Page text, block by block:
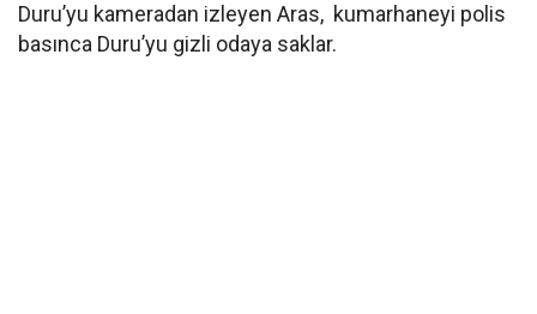
Duru’yu kameradan izleyen Aras, kumarhaneyi polis
basınca Duru’yu gizli odaya saklar.